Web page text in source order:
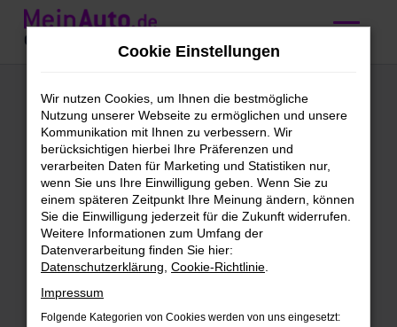
Zum
Hauptinhalt
Mercedes-Benz E-
Klasse kaufen mit
Lieferservice nach
Zürich
Wir bieten günstige Mercedes-
Benz E-Klasse für Zürich
Schleichst du bereits um eine Mercedes-
Cookie Einstellungen
Wir nutzen Cookies, um Ihnen die bestmögliche
Nutzung unserer Webseite zu ermöglichen und unsere
Kommunikation mit Ihnen zu verbessern. Wir
berücksichtigen hierbei Ihre Präferenzen und
verarbeiten Daten für Marketing und Statistiken nur,
wenn Sie uns Ihre Einwilligung geben. Wenn Sie zu
einem späteren Zeitpunkt Ihre Meinung ändern, können
Sie die Einwilligung jederzeit für die Zukunft widerrufen.
Weitere Informationen zum Umfang der
Datenverarbeitung finden Sie hier:
Datenschutzerklärung Cookie-Richtlinie
Impressum
Folgende Kategorien von Cookies werden von uns eingesetzt: